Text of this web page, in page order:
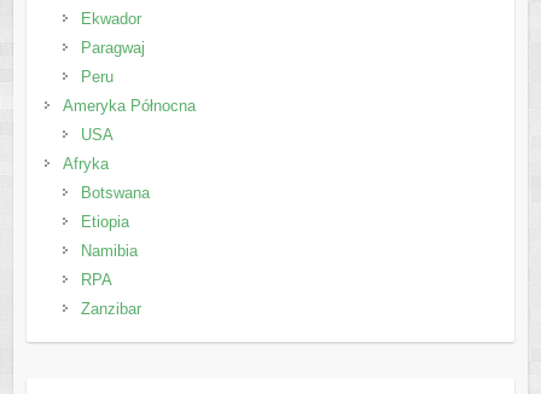
Ekwador
Paragwaj
Peru
Ameryka Północna
USA
Afryka
Botswana
Etiopia
Namibia
RPA
Zanzibar